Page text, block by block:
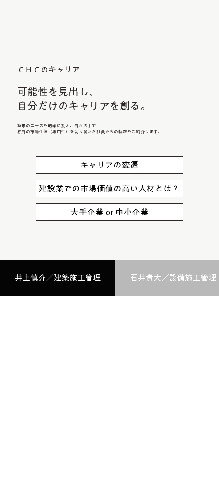
ＣＨＣのキャリア
可能性を見出し、
自分だけのキャリアを創る。
将来のニーズを的確に捉え、自らの手で
独自の市場価値（専門性）を切り開いた社員たちの軌跡をご紹介します。
キャリアの変遷
建設業での市場価値の高い人材とは？
大手企業 or 中小企業
井上慎介／建築施工管理 石井貴大／設備施工管理